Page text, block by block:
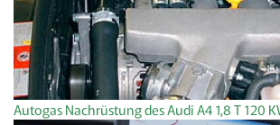
Autogas Nachrüstung des Audi A4 1,8 T 120